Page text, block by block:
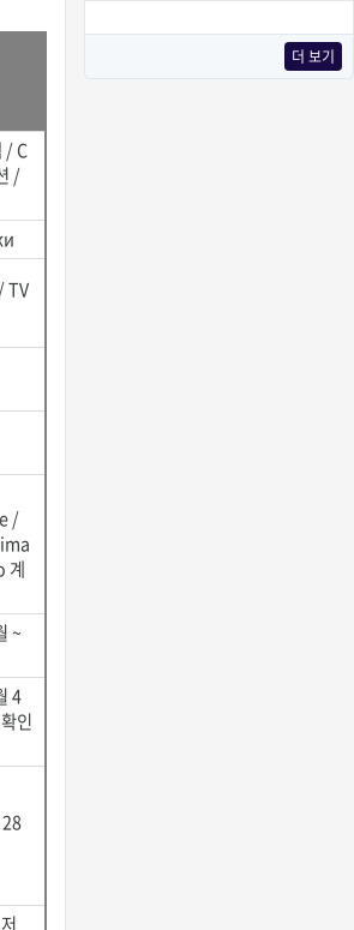
더 보기
/ C
/
TV
/
계
~
4
인